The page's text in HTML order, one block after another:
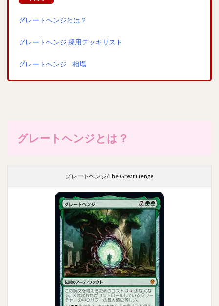
グレートヘンジとは？
グレートヘンジ 採用デッキリスト
グレートヘンジ 相場
グレートヘンジとは？
グレートヘンジ/The Great Henge